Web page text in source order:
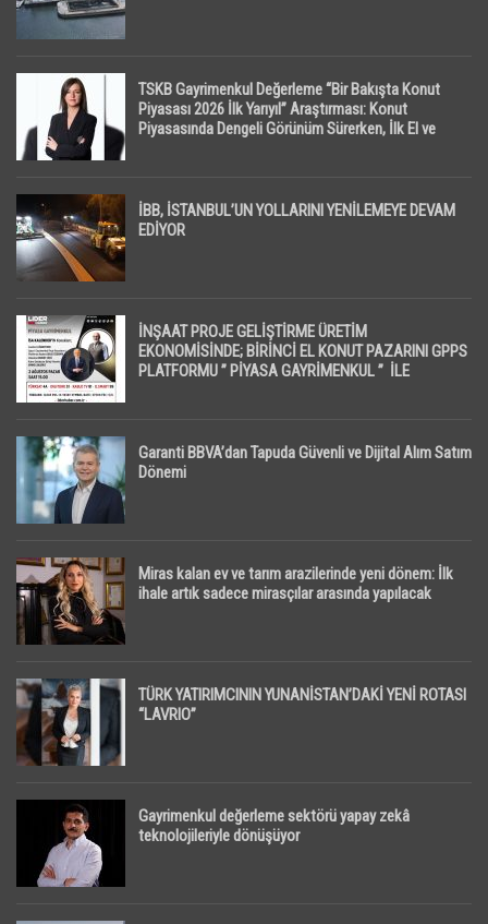
TSKB Gayrimenkul Değerleme “Bir Bakışta Konut
Piyasası 2026 İlk Yarıyıl” Araştırması: Konut
Piyasasında Dengeli Görünüm Sürerken, İlk El ve
İBB, İSTANBUL’UN YOLLARINI YENİLEMEYE DEVAM
EDİYOR
İNŞAAT PROJE GELİŞTİRME ÜRETİM
EKONOMİSİNDE; BİRİNCİ EL KONUT PAZARINI GPPS
PLATFORMU ” PİYASA GAYRİMENKUL ” İLE
Garanti BBVA’dan Tapuda Güvenli ve Dijital Alım Satım
Dönemi
Miras kalan ev ve tarım arazilerinde yeni dönem: İlk
ihale artık sadece mirasçılar arasında yapılacak
TÜRK YATIRIMCININ YUNANİSTAN’DAKİ YENİ ROTASI
“LAVRIO”
Gayrimenkul değerleme sektörü yapay zekâ
teknolojileriyle dönüşüyor